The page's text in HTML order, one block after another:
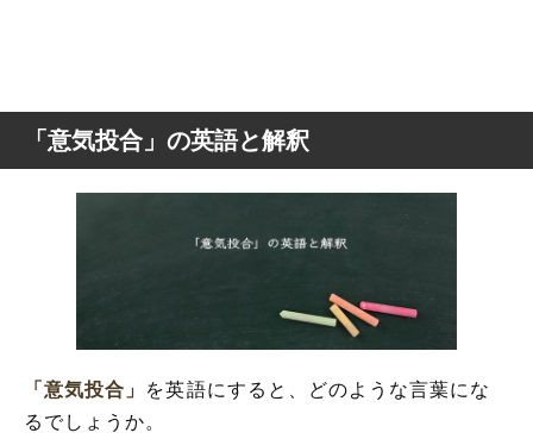
「意気投合」の英語と解釈
「意気投合」 を英語にすると、どのような言葉にな
るでしょうか。